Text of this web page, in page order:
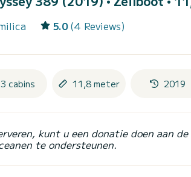
5.0 (4 Reviews)
3 cabins 11,8 meter 2019
kunt u een donatie doen aan
te ondersteunen.